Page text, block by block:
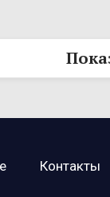
Контакты